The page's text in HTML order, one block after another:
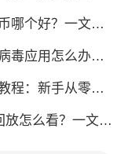
？一文帮你理清选择
怎么办？原因全解析
手从零学会钱包操作
？一文教你轻松找回